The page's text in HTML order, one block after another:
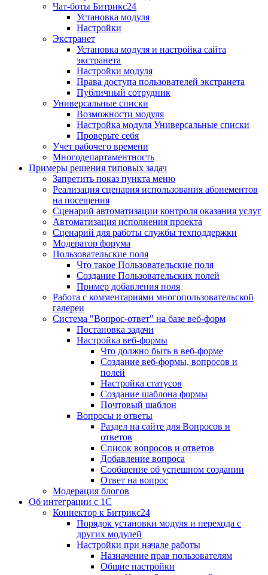
Чат-боты Битрикс24
Установка модуля
Настройки
Экстранет
Установка модуля и настройка сайта
экстранета
Настройки модуля
Права доступа пользователей экстранета
Публичный сотрудник
Универсальные списки
Возможности модуля
Настройка модуля Универсальные списки
Проверьте себя
Учет рабочего времени
Многодепартаментность
Примеры решения типовых задач
Запретить показ пункта меню
Реализация сценария использования абонементов
на посещения
Сценарий автоматизации контроля оказания услуг
Автоматизация исполнения проекта
Сценарий для работы службы техподдержки
Модератор форума
Пользовательские поля
Что такое Пользовательские поля
Создание Пользовательских полей
Пример добавления поля
Работа с комментариями многопользовательской
галереи
Система "Вопрос-ответ" на базе веб-форм
Постановка задачи
Настройка веб-формы
Что должно быть в веб-форме
Создание веб-формы, вопросов и
полей
Настройка статусов
Создание шаблона формы
Почтовый шаблон
Вопросы и ответы
Раздел на сайте для Вопросов и
ответов
Список вопросов и ответов
Добавление вопроса
Сообщение об успешном создании
Ответ на вопрос
Модерация блогов
Об интеграции с 1С
Коннектор к Битрикс24
Порядок установки модуля и перехода с
других модулей
Настройки при начале работы
Назначение прав пользователям
Общие настройки